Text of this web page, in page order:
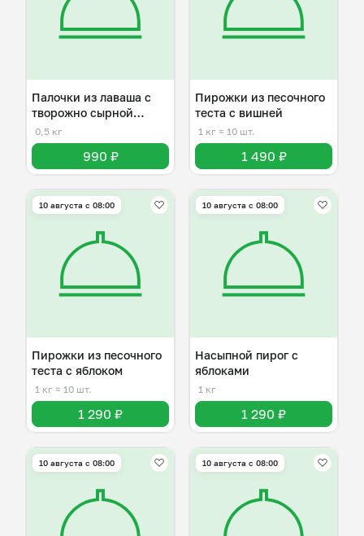
Палочки из лаваша с
творожно сырной
начинкой
0,5 кг
990 ₽
Пирожки из песочного
теста с вишней
1 кг ≈ 10 шт.
1 490 ₽
10 августа с 08:00
Пирожки из песочного
теста с яблоком
1 кг ≈ 10 шт.
1 290 ₽
10 августа с 08:00
Насыпной пирог с
яблоками
1 кг
1 290 ₽
10 августа с 08:00 10 августа с 08:00